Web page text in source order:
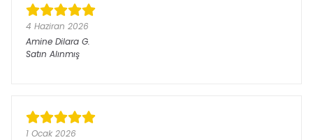
4 Haziran 2026
Amine Dilara G.
Satın Alınmış
1 Ocak 2026